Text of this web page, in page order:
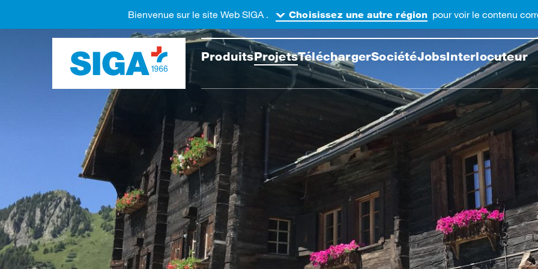
Rechercher sur ce site web
ProduitsProjetsTéléchargerSociétéJobsInterlocuteur
Bienvenue sur le site Web SIGA . Choisissez une autre région pour voir le contenu